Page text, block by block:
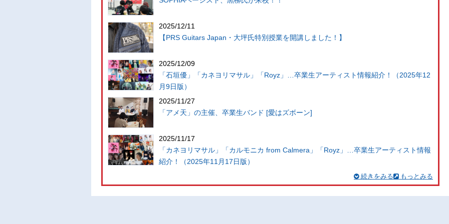
2025/12/11
【PRS Guitars Japan・大坪氏特別授業を開講しました！】
2025/12/09
「石垣優」「カネヨリマサル」「Royz」…卒業生アーティスト情報紹介！（2025年12
月9日版）
2025/11/27
「アメ天」の主催、卒業生バンド [愛はズボーン]
2025/11/17
「カネヨリマサル」「カルモニカ from Calmera」「Royz」…卒業生アーティスト情報
紹介！（2025年11月17日版）
続きをみる もっとみる